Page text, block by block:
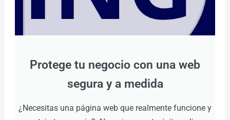
Protege tu negocio con una web
segura y a medida
¿Necesitas una página web que realmente funcione y